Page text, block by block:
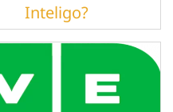
Inteligo?